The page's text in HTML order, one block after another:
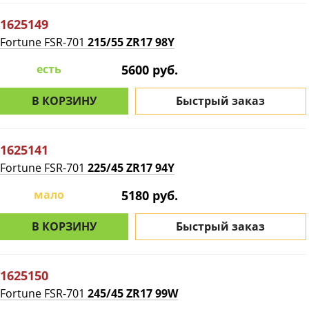
1625149
Fortune FSR-701 215/55 ZR17 98Y
есть
5600 руб.
В КОРЗИНУ Быстрый заказ
1625141
Fortune FSR-701 225/45 ZR17 94Y
мало
5180 руб.
В КОРЗИНУ Быстрый заказ
1625150
Fortune FSR-701 245/45 ZR17 99W